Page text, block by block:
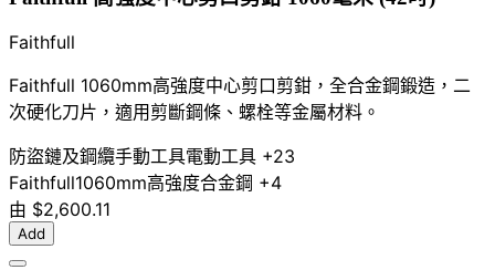
Faithfull
Faithfull 1060mm高強度中心剪口剪鉗，全合金鋼鍛造，二
次硬化刀片，適用剪斷鋼條、螺栓等金屬材料。
防盜鏈及鋼纜手動工具電動工具 +23
Faithfull1060mm高強度合金鋼 +4
由 $2,600.11
Add